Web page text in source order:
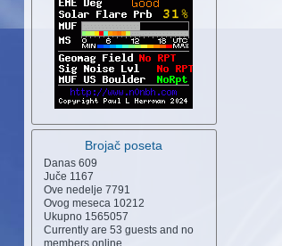
Brojač poseta
Danas 609
Juče 1167
Ove nedelje 7791
Ovog meseca 10212
Ukupno 1565057
Currently are 53 guests and no
members online